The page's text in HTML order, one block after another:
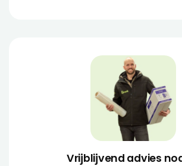
Vrijblijvend advies